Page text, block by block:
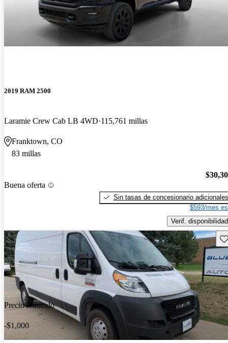
2019 RAM 2500
Laramie Crew Cab LB 4WD 115,761 millas
Franktown, CO
83 millas
Buena oferta
Sin tasas de concesionario adicionales
$593/mes
Verif. disponibilidad
Precio reducido
-$1,000